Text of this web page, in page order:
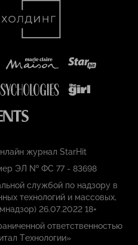
журнал StarHit
ЭЛ № ФС 77 - 83698
службой по надзору в
технологий и массовых,
26.07.2022 18+
ответственностью
Технологии»